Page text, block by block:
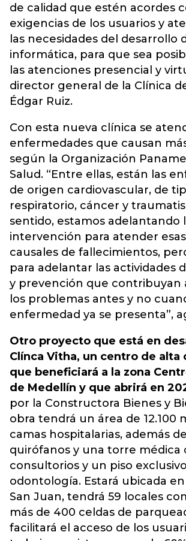
de calidad que estén acordes
exigencias de los usuarios y
las necesidades del desarrollo
informática, para que sea
las atenciones presencial y
director general de la Clínica
Édgar Ruiz.
Con esta nueva clínica se
enfermedades que causan
según la Organización
Salud. “Entre ellas, están las
de origen cardiovascular, de
respiratorio, cáncer y
sentido, estamos adelantando
intervención para atender
causales de fallecimientos,
para adelantar las actividades
y prevención que contribuyan
los problemas antes y no
enfermedad ya se presenta”,
Otro proyecto que está en
Clínca Vitha, un centro de alta
que beneficiará a la zona
de Medellín y que abrirá en
por la Constructora Bienes y
obra tendrá un área de 12.100
camas hospitalarias, además
quirófanos y una torre médica
consultorios y un piso
odontología. Estará ubicada en
San Juan, tendrá 59 locales
más de 400 celdas de
facilitará el acceso de los